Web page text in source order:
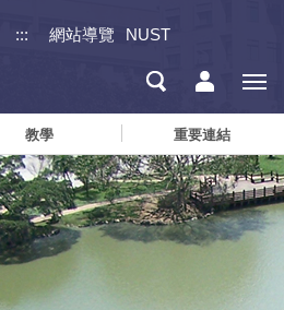
::: 網站導覽 NUST
教學 重要連結